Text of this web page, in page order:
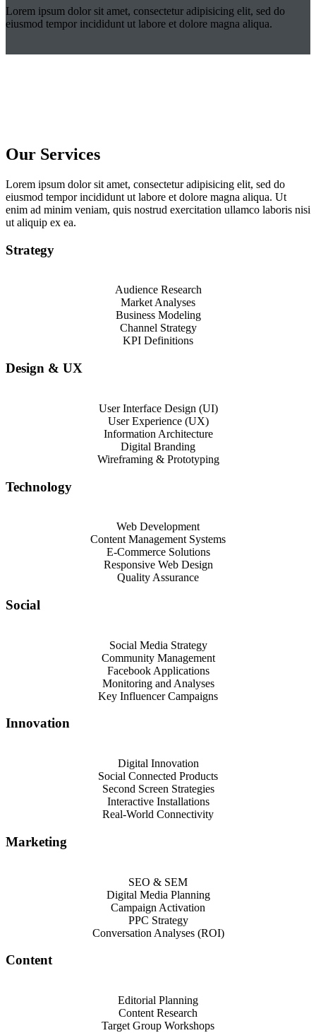
Lorem ipsum dolor sit amet, consectetur adipisicing elit, sed do
eiusmod tempor incididunt ut labore et dolore magna aliqua.
Our Services
Lorem ipsum dolor sit amet, consectetur adipisicing elit, sed do
eiusmod tempor incididunt ut labore et dolore magna aliqua. Ut
enim ad minim veniam, quis nostrud exercitation ullamco laboris nisi
ut aliquip ex ea.
Strategy
Audience Research
Market Analyses
Business Modeling
Channel Strategy
KPI Definitions
Design & UX
User Interface Design (UI)
User Experience (UX)
Information Architecture
Digital Branding
Wireframing & Prototyping
Technology
Web Development
Content Management Systems
E-Commerce Solutions
Responsive Web Design
Quality Assurance
Social
Social Media Strategy
Community Management
Facebook Applications
Monitoring and Analyses
Key Influencer Campaigns
Innovation
Digital Innovation
Social Connected Products
Second Screen Strategies
Interactive Installations
Real-World Connectivity
Marketing
SEO & SEM
Digital Media Planning
Campaign Activation
PPC Strategy
Conversation Analyses (ROI)
Content
Editorial Planning
Content Research
Target Group Workshops